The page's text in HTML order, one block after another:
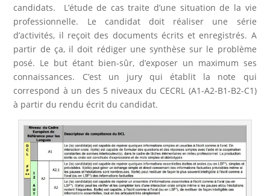
candidats. L’étude de cas traite d’une situation de la vie
professionnelle. Le candidat doit réaliser une série
d’activités, il reçoit des documents écrits et enregistrés. A
partir de ça, il doit rédiger une synthèse sur le problème
posé. Le but étant bien-sûr, d’exposer un maximum ses
connaissances. C’est un jury qui établit la note qui
correspond à un des 5 niveaux du CECRL (A1-A2-B1-B2-C1)
à partir du rendu écrit du candidat.